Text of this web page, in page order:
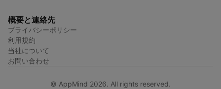
概要と連絡先
プライバシーポリシー
利用規約
当社について
お問い合わせ
© AppMind 2026. All rights reserved.